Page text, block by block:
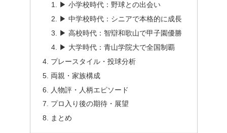
▶ 小学校時代：野球との出会い
▶ 中学校時代：シニアで本格的に成長
▶ 高校時代：智辯和歌山で甲子園優勝
▶ 大学時代：青山学院大で全国制覇
プレースタイル・投球分析
両親・家族構成
人物評・人柄エピソード
プロ入り後の期待・展望
まとめ